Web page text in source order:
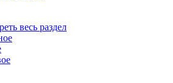
весь раздел